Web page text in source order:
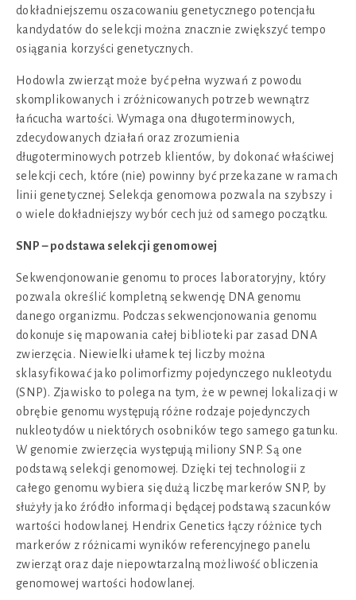
dokładniejszemu oszacowaniu genetycznego potencjału
kandydatów do selekcji można znacznie zwiększyć tempo
osiągania korzyści genetycznych.
Hodowla zwierząt może być pełna wyzwań z powodu
skomplikowanych i zróżnicowanych potrzeb wewnątrz
łańcucha wartości. Wymaga ona długoterminowych,
zdecydowanych działań oraz zrozumienia
długoterminowych potrzeb klientów, by dokonać właściwej
selekcji cech, które (nie) powinny być przekazane w ramach
linii genetycznej. Selekcja genomowa pozwala na szybszy i
o wiele dokładniejszy wybór cech już od samego początku.
SNP – podstawa selekcji genomowej
Sekwencjonowanie genomu to proces laboratoryjny, który
pozwala określić kompletną sekwencję DNA genomu
danego organizmu. Podczas sekwencjonowania genomu
dokonuje się mapowania całej biblioteki par zasad DNA
zwierzęcia. Niewielki ułamek tej liczby można
sklasyfikować jako polimorfizmy pojedynczego nukleotydu
(SNP). Zjawisko to polega na tym, że w pewnej lokalizacji w
obrębie genomu występują różne rodzaje pojedynczych
nukleotydów u niektórych osobników tego samego gatunku.
W genomie zwierzęcia występują miliony SNP. Są one
podstawą selekcji genomowej. Dzięki tej technologii z
całego genomu wybiera się dużą liczbę markerów SNP, by
służyły jako źródło informacji będącej podstawą szacunków
wartości hodowlanej. Hendrix Genetics łączy różnice tych
markerów z różnicami wyników referencyjnego panelu
zwierząt oraz daje niepowtarzalną możliwość obliczenia
genomowej wartości hodowlanej.